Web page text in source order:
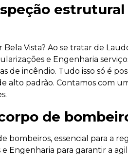
estrutural
Vista? Ao se tratar de
e Engenharia
de incêndio. Tudo isso só é
alto padrão. Contamos com
de
bombeiros, essencial para a
Engenharia para garantir a